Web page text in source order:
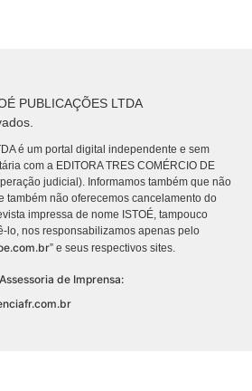
PUBLICAÇÕES LTDA
é um portal digital independente e sem
com a EDITORA TRES COMÉRCIO DE
judicial). Informamos também que não
também não oferecemos cancelamento do
impressa de nome ISTOÉ, tampouco
lo, nos responsabilizamos apenas pelo
” e seus respectivos sites.
Assessoria de Imprensa: